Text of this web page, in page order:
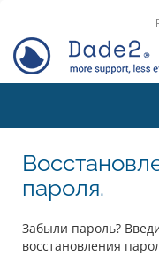
пароля.
Забыли пароль?
восстановления